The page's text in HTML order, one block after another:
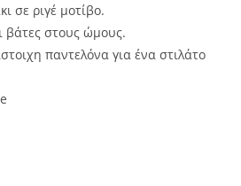
σε ριγέ μοτίβο.
βάτες στους ώμους.
παντελόνα για ένα στιλάτο